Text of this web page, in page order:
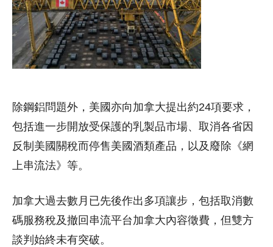
除鋼鋁問題外，美國亦向加拿大提出約24項要求，
包括進一步開放受保護的乳製品市場、取消各省因
反制美國關稅而停售美國酒類產品，以及廢除《網
上串流法》等。
加拿大過去數月已先後作出多項讓步，包括取消數
碼服務稅及撤回串流平台加拿大內容徵費，但雙方
談判始終未有突破。